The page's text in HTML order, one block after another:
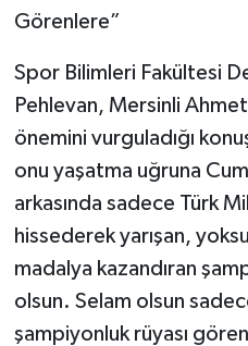
Görenlere”
Spor Bilimleri Fakültesi
Pehlevan, Mersinli
önemini vurguladığı
onu yaşatma uğruna
arkasında sadece Türk
hissederek yarışan,
madalya kazandıran
olsun. Selam olsun
şampiyonluk rüyası